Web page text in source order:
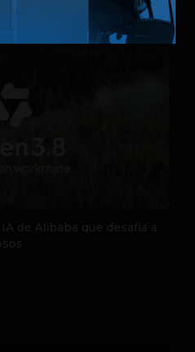
de Alibaba que desafía a